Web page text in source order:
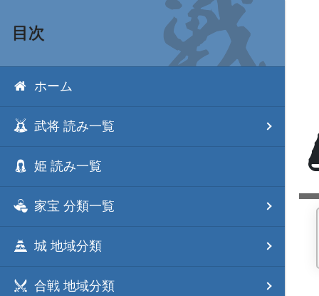
目次
ホーム
武将 読み一覧
姫 読み一覧
家宝 分類一覧
城 地域分類
合戦 地域分類